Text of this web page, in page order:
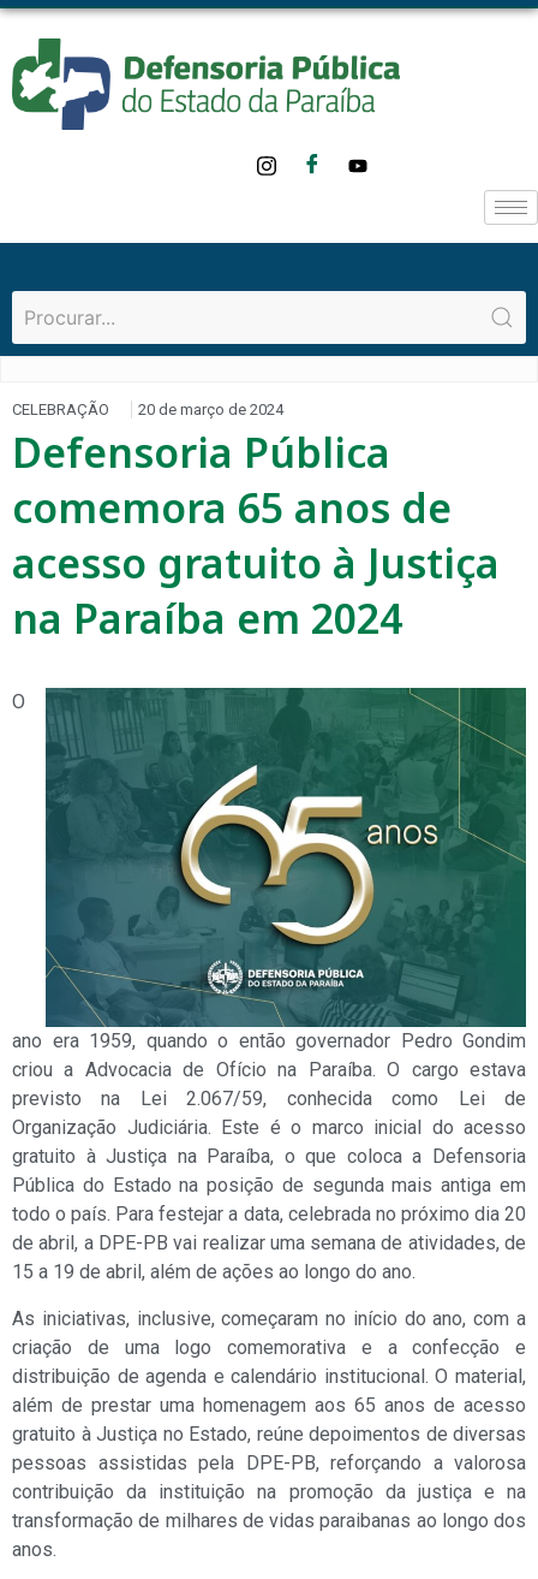
CELEBRAÇÃO 20 de março de 2024
Defensoria Pública
comemora 65 anos de
acesso gratuito à Justiça
na Paraíba em 2024
O
ano era 1959, quando o então governador Pedro Gondim
criou a Advocacia de Ofício na Paraíba. O cargo estava
previsto na Lei 2.067/59, conhecida como Lei de
Organização Judiciária. Este é o marco inicial do acesso
gratuito à Justiça na Paraíba, o que coloca a Defensoria
Pública do Estado na posição de segunda mais antiga em
todo o país. Para festejar a data, celebrada no próximo dia 20
de abril, a DPE-PB vai realizar uma semana de atividades, de
15 a 19 de abril, além de ações ao longo do ano.
As iniciativas, inclusive, começaram no início do ano, com a
criação de uma logo comemorativa e a confecção e
distribuição de agenda e calendário institucional. O material,
além de prestar uma homenagem aos 65 anos de acesso
gratuito à Justiça no Estado, reúne depoimentos de diversas
pessoas assistidas pela DPE-PB, reforçando a valorosa
contribuição da instituição na promoção da justiça e na
transformação de milhares de vidas paraibanas ao longo dos
anos.